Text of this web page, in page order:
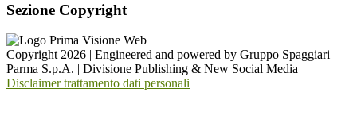
Sezione Copyright
Copyright 2026 | Engineered and powered by Gruppo Spaggiari
Parma S.p.A. | Divisione Publishing & New Social Media
Disclaimer trattamento dati personali